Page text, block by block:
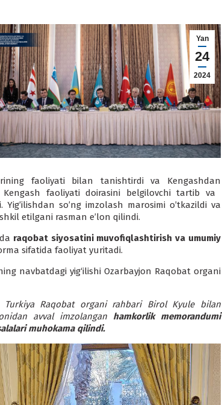
Yan
24
2024
faoliyati bilan tanishtirdi va Kengashdan
faoliyati doirasini belgilovchi tartib va
so’ng imzolash marosimi o’tkazildi va
etilgani rasman e’lon qilindi.
raqobat siyosatini muvofiqlashtirish va umumiy
sifatida faoliyat yuritadi.
navbatdagi yig‘ilishi Ozarbayjon Raqobat organi
Turkiya Raqobat organi rahbari Birol Kyule bilan
avval imzolangan hamkorlik memorandumi
muhokama qilindi.